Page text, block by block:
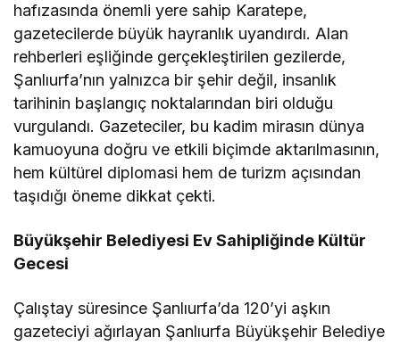
hafızasında önemli yere sahip Karatepe,
gazetecilerde büyük hayranlık uyandırdı. Alan
rehberleri eşliğinde gerçekleştirilen gezilerde,
Şanlıurfa’nın yalnızca bir şehir değil, insanlık
tarihinin başlangıç noktalarından biri olduğu
vurgulandı. Gazeteciler, bu kadim mirasın dünya
kamuoyuna doğru ve etkili biçimde aktarılmasının,
hem kültürel diplomasi hem de turizm açısından
taşıdığı öneme dikkat çekti.
Büyükşehir Belediyesi Ev Sahipliğinde Kültür
Gecesi
Çalıştay süresince Şanlıurfa’da 120’yi aşkın
gazeteciyi ağırlayan Şanlıurfa Büyükşehir Belediye